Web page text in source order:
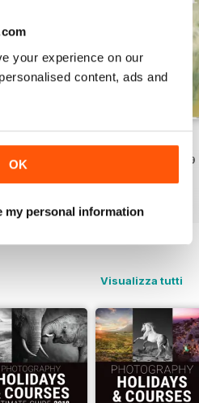
your experience on our
content, ads and
OK
my personal information
per
|Al carrello
€5,99
Vista|Al carrello
Visualizza tutti